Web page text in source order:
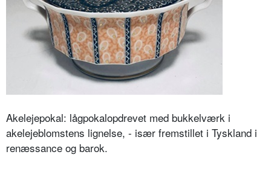
Akelejepokal: lågpokalopdrevet med bukkelværk i
akelejeblomstens lignelse, - især fremstillet i Tyskland i
renæssance og barok.